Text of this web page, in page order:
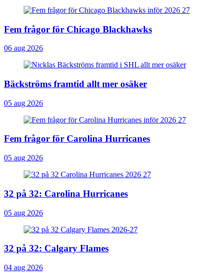
Fem frågor för Chicago Blackhawks
06 aug 2026
Bäckströms framtid allt mer osäker
05 aug 2026
Fem frågor för Carolina Hurricanes
05 aug 2026
32 på 32: Carolina Hurricanes
05 aug 2026
32 på 32: Calgary Flames
04 aug 2026